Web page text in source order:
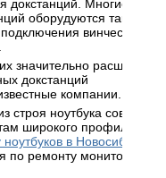
докстанций. Многие
оборудуются также
винчестера и
расширить
докстанций
компании.
ноутбука советую
широкого профиля на
в Новосибирске
по ремонту монитору,